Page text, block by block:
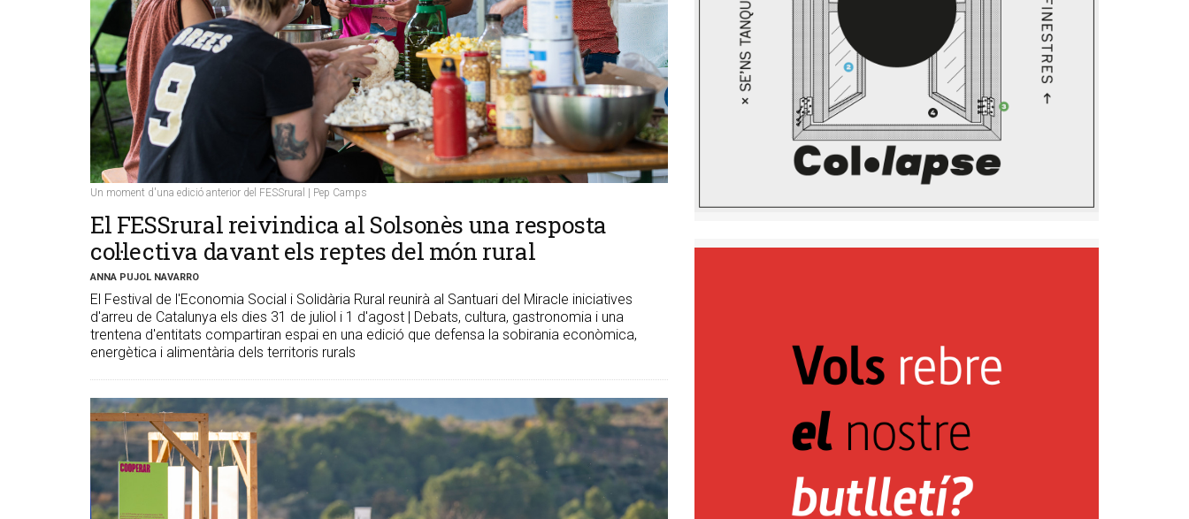
Un moment d'una edició anterior del FESSrural | Pep Camps
​El FESSrural reivindica al Solsonès una resposta
col·lectiva davant els reptes del món rural
ANNA PUJOL NAVARRO
El Festival de l'Economia Social i Solidària Rural reunirà al Santuari del Miracle iniciatives
d'arreu de Catalunya els dies 31 de juliol i 1 d'agost | Debats, cultura, gastronomia i una
trentena d'entitats compartiran espai en una edició que defensa la sobirania econòmica,
energètica i alimentària dels territoris rurals